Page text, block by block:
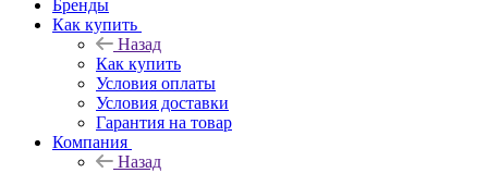
Бренды
Как купить
Назад
Как купить
Условия оплаты
Условия доставки
Гарантия на товар
Компания
Назад